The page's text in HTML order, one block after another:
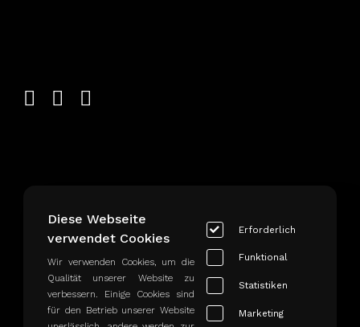
von 10:30 bis 18:00
Diese Webseite
verwendet Cookies
Wir verwenden Cookies, um die
Qualität unserer Website zu
verbessern. Einige Cookies sind
für den Betrieb unserer Website
Erforderlich
Funktional
Statistiken
Marketing